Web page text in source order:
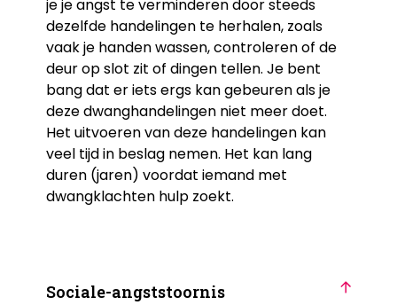
je je angst te verminderen door steeds
dezelfde handelingen te herhalen, zoals
vaak je handen wassen, controleren of de
deur op slot zit of dingen tellen. Je bent
bang dat er iets ergs kan gebeuren als je
deze dwanghandelingen niet meer doet.
Het uitvoeren van deze handelingen kan
veel tijd in beslag nemen. Het kan lang
duren (jaren) voordat iemand met
dwangklachten hulp zoekt.
Sociale-angststoornis